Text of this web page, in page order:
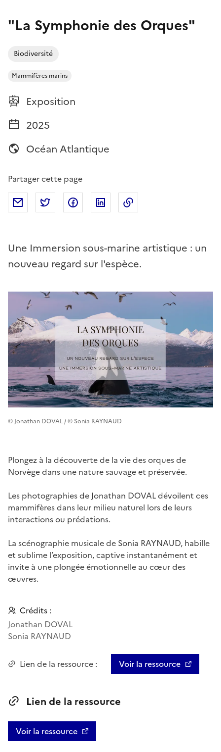
"La Symphonie des Orques"
Biodiversité
Mammifères marins
Type de ressource
Exposition
Année
2025
Océan Atlantique
Partager cette page
Partager par mailPartager sur Twitter
Partager sur Facebook
Partager sur Linkedin
Une Immersion sous-marine artistique : un
nouveau regard sur l'espèce.
© Jonathan DOVAL / © Sonia RAYNAUD
Plongez à la découverte de la vie des orques de
Norvège dans une nature sauvage et préservée.
Les photographies de Jonathan DOVAL dévoilent ces
mammifères dans leur milieu naturel lors de leurs
interactions ou prédations.
La scénographie musicale de Sonia RAYNAUD, habille
et sublime l’exposition, captive instantanément et
invite à une plongée émotionnelle au cœur des
œuvres.
Crédits :
Jonathan DOVAL
Sonia RAYNAUD
Lien de la ressource : Voir la ressource
Lien de la ressource
Voir la ressource